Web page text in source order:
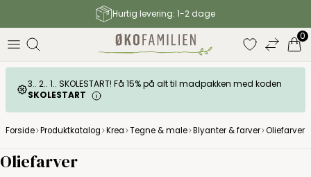
Hurtig levering: 1-2 dage
0
3.. 2.. 1.. SKOLESTART! Få 15% på alt til madpakken med koden
SKOLESTART
Forside Produktkatalog Krea Tegne & male Blyanter & farver Oliefarver
Oliefarver